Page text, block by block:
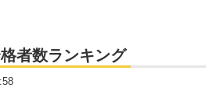
者数ランキング